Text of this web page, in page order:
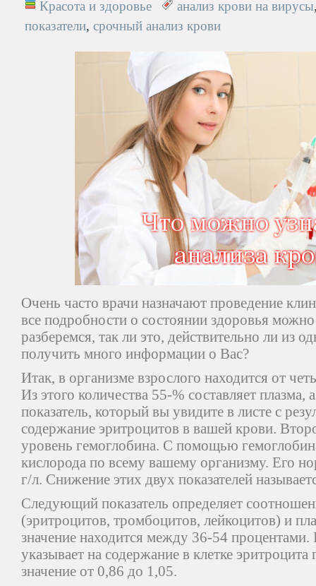
Красота и здоровье
анализ крови на вирусы
показатели, срочный анализ крови
Очень часто врачи назначают проведение
все подробности о состоянии здоровья можно
разберемся, так ли это, действительно ли из
получить много информации о Вас?
Итак, в организме взрослого находится от
Из этого количества 55-% составляет
показатель, который вы увидите в листе с
содержание эритроцитов в вашей крови.
уровень гемоглобина. С помощью
кислорода по всему вашему организму. Его
г/л. Снижение этих двух показателей
Следующий показатель определяет
(эритроцитов, тромбоцитов, лейкоцитов) и
значение находится между 36-54 процентами.
указывает на содержание в клетке
значение от 0,86 до 1,05.